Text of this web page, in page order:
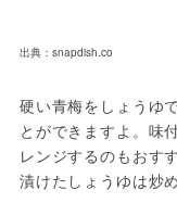
出典：snapdish.co
硬い青梅をしょうゆ
とができますよ。味
レンジするのもおす
漬けたしょうゆは炒